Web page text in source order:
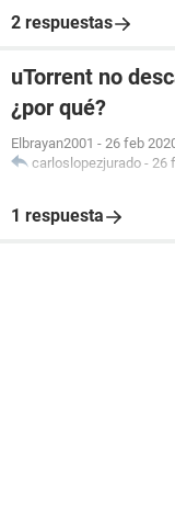
2 respuestas
uTorrent no
¿por qué?
Elbrayan2001 - 26 feb
carloslopezjurado - 26
1 respuesta